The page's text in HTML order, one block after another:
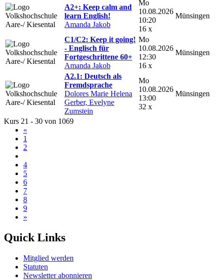
A2+: Keep calm and
learn English!
Amanda Jakob
Mo
10.08.2026
10:20
16 x
Münsingen
C1/C2: Keep it going!
- Englisch für
Fortgeschrittene 60+
Amanda Jakob
Mo
10.08.2026
12:30
16 x
Münsingen
A2.1: Deutsch als
Fremdsprache
Dolores Marie Helena
Gerber, Evelyne
Zumstein
Mo
10.08.2026
13:00
32 x
Münsingen
Kurs 21 - 30 von 1069
«
1
2
4
5
6
7
8
9
»
Quick Links
Mitglied werden
Statuten
Newsletter abonnieren